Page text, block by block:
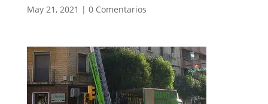
May 21, 2021 | 0 Comentarios